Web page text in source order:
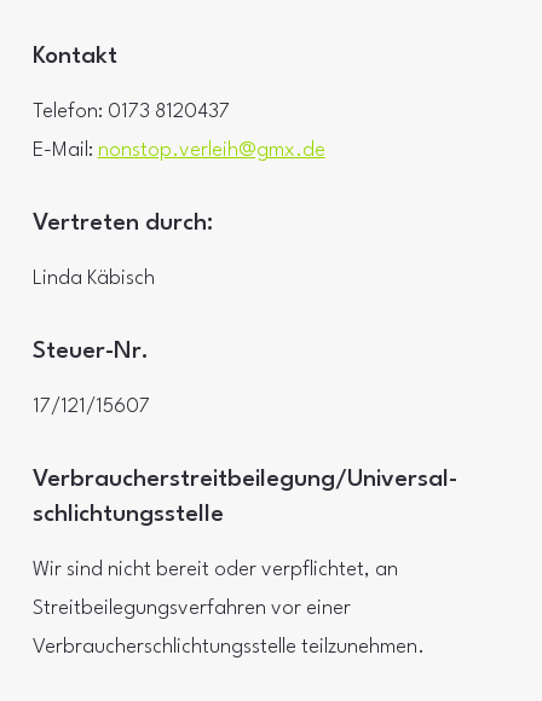
Kontakt
Telefon: 0173 8120437
E-Mail: nonstop.verleih@gmx.de
Vertreten durch:
Linda Käbisch
Steuer-Nr.
17/121/15607
Verbraucher­streit­beilegung/Universal­
schlichtungs­stelle
Wir sind nicht bereit oder verpflichtet, an
Streitbeilegungsverfahren vor einer
Verbraucherschlichtungsstelle teilzunehmen.